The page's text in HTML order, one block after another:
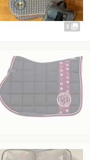
3 photo_library